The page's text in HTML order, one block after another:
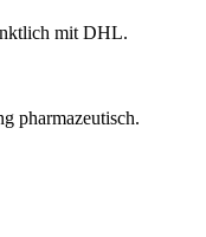
mit DHL.
pharmazeutisch.